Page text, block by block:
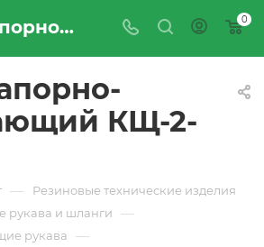
Рукав напорно-всасывающий КЩ-2-25-5 - купить по цене производителя с доставкой по Москве и России | ПРОМРЕСУРССЕРВИС 0
КЩ-2-
— Резиновые технические изделия
и шланги —
рукава —